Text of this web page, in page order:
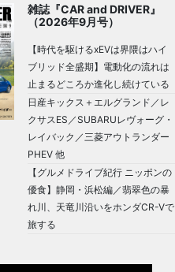
雑誌『CAR and DRIVER』
（2026年9月号）
【時代を駆けるxEVは界隈はハイ
ブリッド全盛期】電動化の流れは
止まるどころか進化し続けている
日産キックス＋エルグランド／レ
クサスES／SUBARUレヴォーグ・
レイバック／三菱アウトランダー
PHEV 他
【グルメドライブ紀行 ニッポンの
優食】静岡・浜松編／翡翠色の暴
れ川、天竜川沿いをホンダCR-Vで
旅する